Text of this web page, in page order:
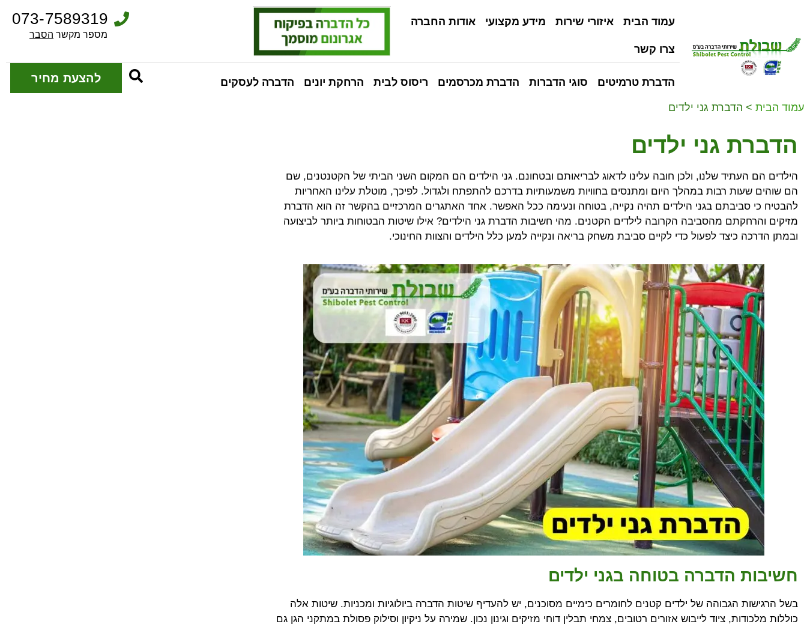
עמוד הבית איזורי שירות מידע מקצועי אודות החברה
צרו קשר
073-7589319
מספר מקשר הסבר
הדברת טרמיטים סוגי הדברות הדברת מכרסמים ריסוס לבית הרחקת יונים הדברה לעסקים להצעת מחיר
עמוד הבית > הדברת גני ילדים
הדברת גני ילדים
הילדים הם העתיד שלנו, ולכן חובה עלינו לדאוג לבריאותם ובטחונם. גני הילדים הם המקום השני הביתי של הקטנטנים, שם
הם שוהים שעות רבות במהלך היום ומתנסים בחוויות משמעותיות בדרכם להתפתח ולגדול. לפיכך, מוטלת עלינו האחריות
להבטיח כי סביבתם בגני הילדים תהיה נקייה, בטוחה ונעימה ככל האפשר. אחד האתגרים המרכזיים בהקשר זה הוא הדברת
מזיקים והרחקתם מהסביבה הקרובה לילדים הקטנים. מהי חשיבות הדברת גני הילדים? אילו שיטות הבטוחות ביותר לביצועה
ובמתן הדרכה כיצד לפעול כדי לקיים סביבת משחק בריאה ונקייה למען כלל הילדים והצוות החינוכי.
חשיבות הדברה בטוחה בגני ילדים
בשל הרגישות הגבוהה של ילדים קטנים לחומרים כימיים מסוכנים, יש להעדיף שיטות הדברה ביולוגיות ומכניות. שיטות אלה
כוללות מלכודות, ציוד לייבוש אזורים רטובים, צמחי תבלין דוחי מזיקים וגינון נכון. שמירה על ניקיון וסילוק פסולת במתקני הגן גם